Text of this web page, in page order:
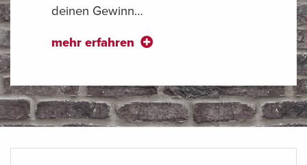
deinen Gewinn…
mehr erfahren